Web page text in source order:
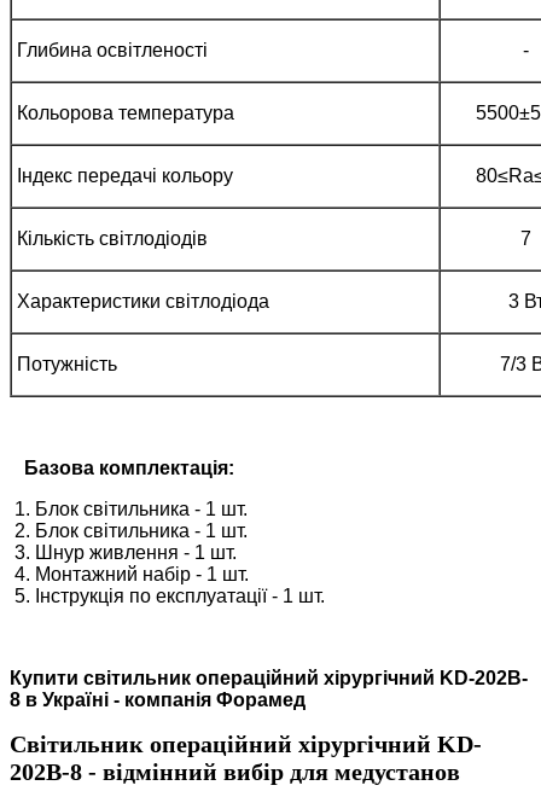
Глибина освітленості -
Кольорова температура
Індекс передачі кольору
Кількість світлодіодів 7
Характеристики світлодіода 3
Потужність 7/3
Базова комплектація:
1. Блок світильника - 1 шт.
2. Блок світильника - 1 шт.
3. Шнур живлення - 1 шт.
4. Монтажний набір - 1 шт.
5. Інструкція по експлуатації - 1 шт.
Купити світильник операційний хірургічний KD-202B-
8 в Україні - компанія Форамед
Світильник операційний хірургічний KD-
202B-8 - відмінний вибір для медустанов